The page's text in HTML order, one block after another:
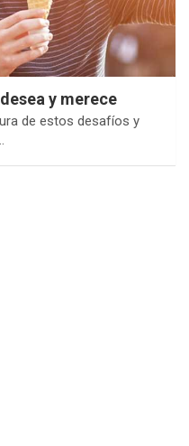
y merece
de estos desafíos y